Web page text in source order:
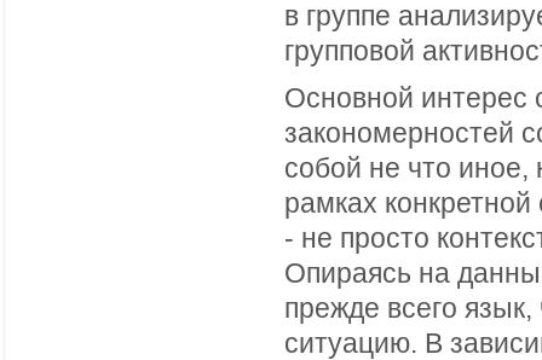
в группе
групповой
Основной интерес
закономерностей
собой не что иное,
рамках
- не просто
Опираясь на
прежде всего язык,
ситуацию. В